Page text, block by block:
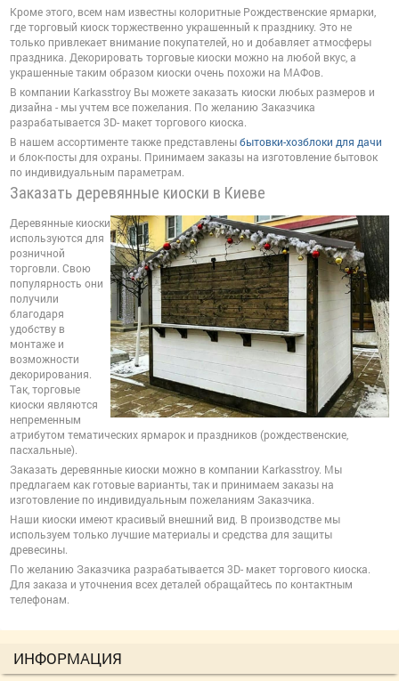
Кроме этого, всем нам известны колоритные Рождественские ярмарки,
где торговый киоск торжественно украшенный к празднику. Это не
только привлекает внимание покупателей, но и добавляет атмосферы
праздника. Декорировать торговые киоски можно на любой вкус, а
украшенные таким образом киоски очень похожи на МАФов.
В компании Karkasstroy Вы можете заказать киоски любых размеров и
дизайна - мы учтем все пожелания. По желанию Заказчика
разрабатывается 3D- макет торгового киоска.
В нашем ассортименте также представленыбытовки-хозблоки для дачи
и блок-посты для охраны. Принимаем заказы на изготовление бытовок
по индивидуальным параметрам.
Заказать деревянные киоски в Киеве
Деревянные киоски
используются для
розничной
торговли. Свою
популярность они
получили
благодаря
удобству в
монтаже и
возможности
декорирования.
Так, торговые
киоски являются
непременным
атрибутом тематических ярмарок и праздников (рождественские,
пасхальные).
Заказать деревянные киоски можно в компании Karkasstroy. Мы
предлагаем как готовые варианты, так и принимаем заказы на
изготовление по индивидуальным пожеланиям Заказчика.
Наши киоски имеют красивый внешний вид. В производстве мы
используем только лучшие материалы и средства для защиты
древесины.
По желанию Заказчика разрабатывается 3D- макет торгового киоска.
Для заказа и уточнения всех деталей обращайтесь по контактным
телефонам.
ИНФОРМАЦИЯ